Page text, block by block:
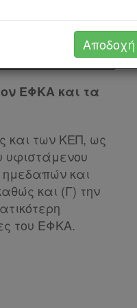
ΕΦΚΑ και τα
και των ΚΕΠ, ως
υφιστάμενου
ημεδαπών και
και (Γ) την
του ΕΦΚΑ.
Αποδοχή